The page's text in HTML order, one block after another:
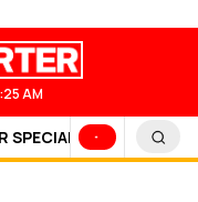
AM
R SPECIAL SPORTS